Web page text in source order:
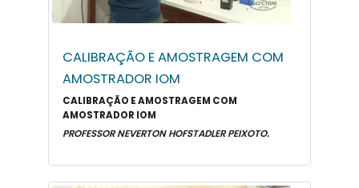
CALIBRAÇÃO E AMOSTRAGEM COM
AMOSTRADOR IOM
CALIBRAÇÃO E AMOSTRAGEM COM
AMOSTRADOR IOM
PROFESSOR NEVERTON HOFSTADLER PEIXOTO.